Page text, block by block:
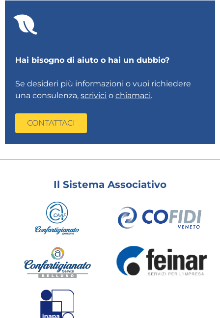
Hai bisogno di aiuto o hai un dubbio?
Se desideri più informazioni o vuoi richiedere
una consulenza,scrivici ochiamaci.
CONTATTACI
Il Sistema Associativo